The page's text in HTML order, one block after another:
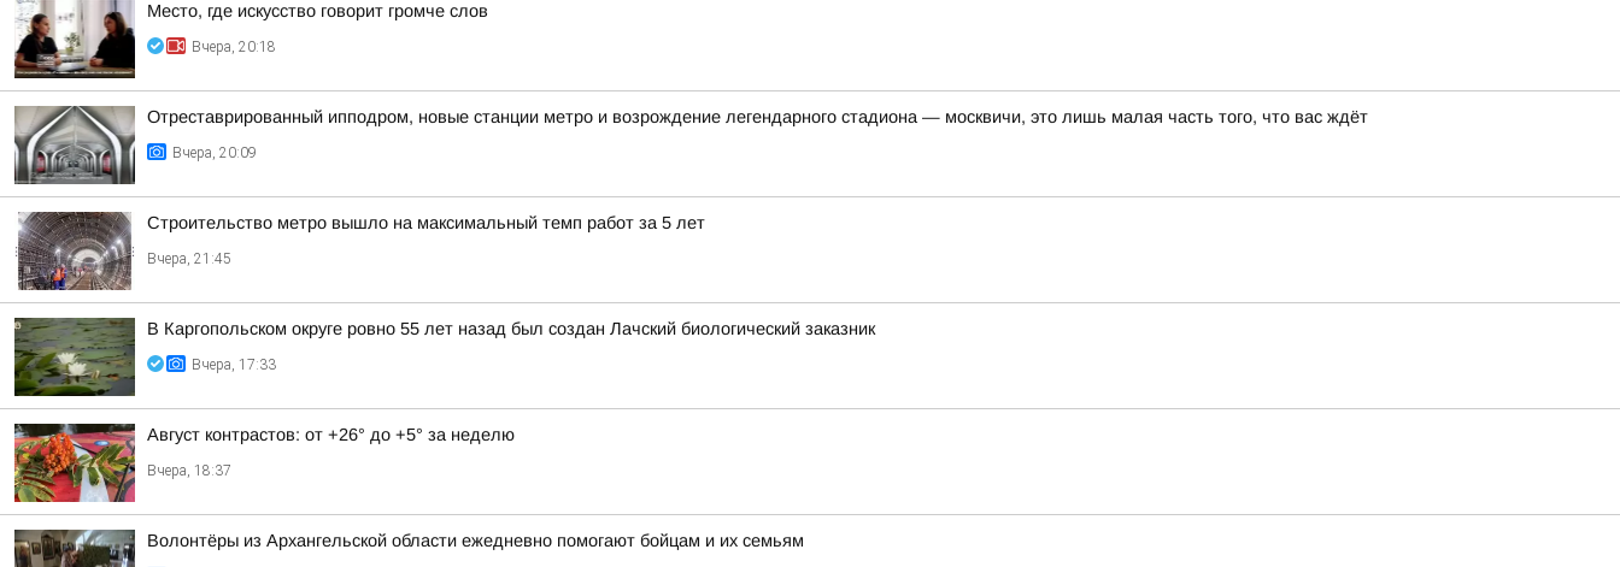
Место, где искусство говорит громче слов
Вчера, 20:18
Отреставрированный ипподром, новые станции метро и возрождение легендарного стадиона — москвичи, это лишь малая часть того, что вас ждёт
Вчера, 20:09
Строительство метро вышло на максимальный темп работ за 5 лет
Вчера, 21:45
В Каргопольском округе ровно 55 лет назад был создан Лачский биологический заказник
Вчера, 17:33
Август контрастов: от +26° до +5° за неделю
Вчера, 18:37
Волонтёры из Архангельской области ежедневно помогают бойцам и их семьям